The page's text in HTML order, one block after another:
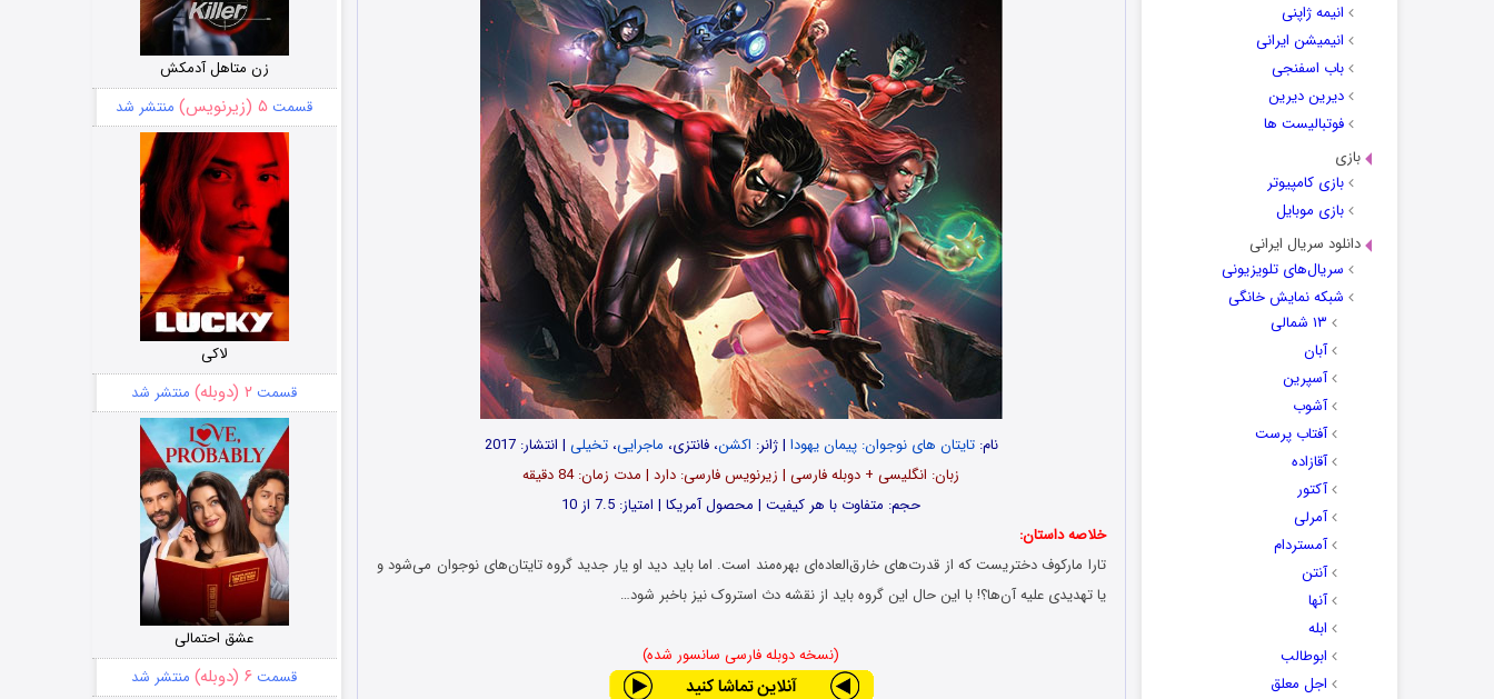
انیمه ژاپنی
انیمیشن ایرانی
باب اسفنجی
دیرین دیرین
فوتبالیست ها
بازی
بازی کامپیوتر
بازی موبایل
دانلود سریال ایرانی
سریال‌های تلویزیونی
شبکه نمایش خانگی
۱۳ شمالی
آبان
آسپرین
آشوب
آفتاب پرست
آقازاده
آکتور
آمرلی
آمستردام
آنتن
آنها
ابله
ابوطالب
اجل معلق
نام:تایتان های نوجوان: پیمان یهودا | ژانر: اکشن، فانتزی، ماجرایی،تخیلی | انتشار: 2017
زبان: انگلیسی + دوبله فارسی | زیرنویس فارسی: دارد | مدت زمان: 84 دقیقه
حجم: متفاوت با هر کیفیت | محصول آمریکا | امتیاز: 7.5 از 10
خلاصه داستان:
تارا مارکوف دختریست که از قدرت‌های خارق‌العاده‌ای بهره‌مند است. اما باید دید او یار جدید گروه تایتان‌های نوجوان می‌شود و
یا تهدیدی علیه آن‌ها؟! با این حال این گروه باید از نقشه دث استروک نیز باخبر شود…
(نسخه دوبله فارسی سانسور شده)
زن متاهل آدمکش
قسمت ۵ (زیرنویس) منتشر شد
لاکی
قسمت ۲ (دوبله) منتشر شد
عشق احتمالی
قسمت ۶ (دوبله) منتشر شد